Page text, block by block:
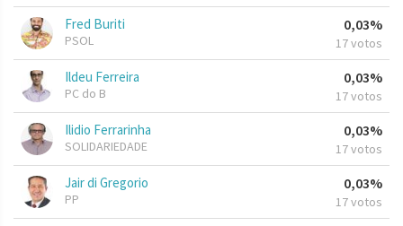
Fred Buriti
PSOL
0,03%
17 votos
Ildeu Ferreira
PC do B
0,03%
17 votos
Ilidio Ferrarinha
SOLIDARIEDADE
0,03%
17 votos
Jair di Gregorio
PP
0,03%
17 votos